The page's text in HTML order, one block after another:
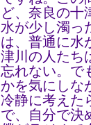
ど、奈良の十
水が少し濁っ
は、普通に水
津川の人たち
忘れない。で
かを気にしな
冷静に考えた
で、自分で決